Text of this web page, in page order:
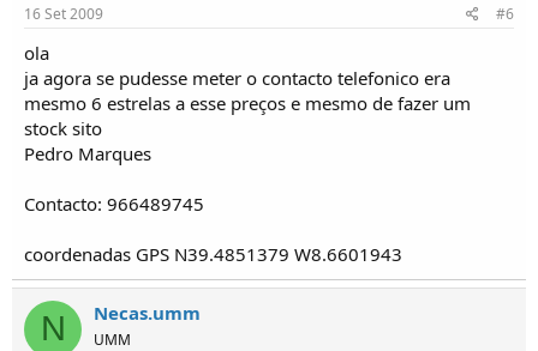
16 Set 2009 #6
ola
ja agora se pudesse meter o contacto telefonico era
mesmo 6 estrelas a esse preços e mesmo de fazer um
stock sito
Pedro Marques
Contacto: 966489745
coordenadas GPS N39.4851379 W8.6601943
N Necas.umm
UMM